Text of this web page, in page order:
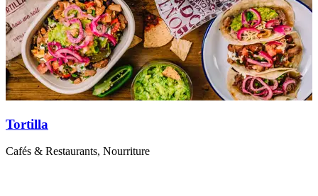
Tortilla
Cafés & Restaurants, Nourriture